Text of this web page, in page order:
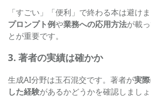
「すごい」「便利」で終わる本は避け
プロンプト例や業務への応用方法が載
とが重要です。
3. 著者の実績は確かか
生成AI分野は玉石混交です。著者が実
した経験があるかどうかを確認しましょ